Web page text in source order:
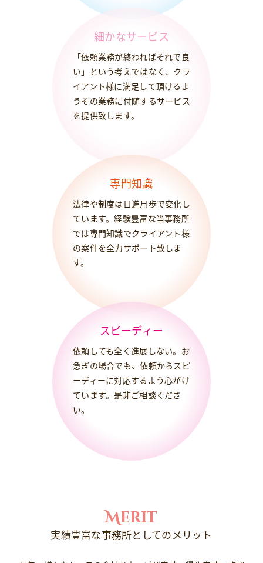
細かなサービス
「依頼業務が終わればそれで良
い」という考えではなく、クラ
イアント様に満足して頂けるよ
うその業務に付随するサービス
を提供致します。
専門知識
法律や制度は日進月歩で変化し
ています。経験豊富な当事務所
では専門知識でクライアント様
の案件を全力サポート致しま
す。
スピーディー
依頼しても全く進展しない。お
急ぎの場合でも、依頼からスピ
ーディーに対応するよう心がけ
ています。是非ご相談くださ
い。
Merit
実績豊富な事務所としてのメリット